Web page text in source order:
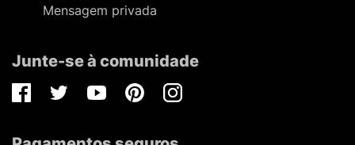
Mensagem privada
Junte-se à comunidade
FacebookTwitterYoutubePinterestInstagram